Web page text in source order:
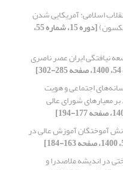
اسلامی: آمریکایی شدن
[دوره 15، شماره 55،
نیافتگی ایران عصر ناصری
اجتماعی و هویت
معیارهای شورای عالی
آموختگان آموزش عالی در
در اندیشه ملاصدرا و